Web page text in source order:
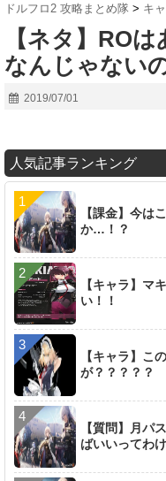
ドルフロ2 攻略まとめ隊 > キ
【ネタ】RO
なんじゃない
2019/07/01
人気記事ランキング
【課金】今は
か…！？
【キャラ】マ
い！！
【キャラ】こ
が？？？？？
【質問】月パ
ばいいってわ